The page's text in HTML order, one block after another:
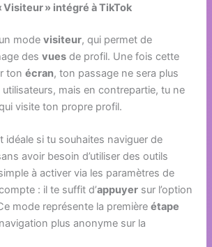
» intégré à TikTok
modevisiteur, qui permet de
desvues de profil. Une fois cette
tonécran, ton passage ne sera plus
mais en contrepartie, tu ne
visite ton propre profil.
idéale si tu souhaites naviguer de
avoir besoin d’utiliser des outils
à activer via les paramètres de
: il te suffit d’appuyer sur l’option
mode représente la premièreétape
plus anonyme sur la